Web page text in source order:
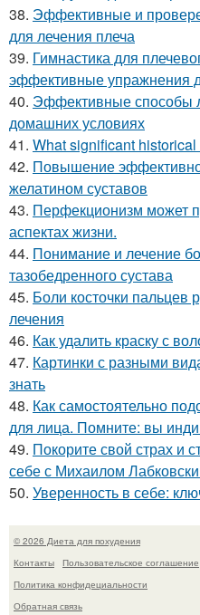
38. Эффективные и
для лечения плеча
39. Гимнастика для
эффективные упражнения
40. Эффективные способы
домашних условиях
41. What significant
42. Повышение
желатином суставов
43. Перфекционизм может
аспектах жизни.
44. Понимание и лечение
тазобедренного сустава
45. Боли косточки пальцев
лечения
46. Как удалить краску с
47. Картинки с разными
знать
48. Как самостоятельно
для лица. Помните: вы
49. Покорите свой страх и
себе с Михаилом
50. Уверенность в себе:
© 2026 Диета для похудения
Контакты
Пользовательское соглашение
Политика конфидециальности
Обратная связь